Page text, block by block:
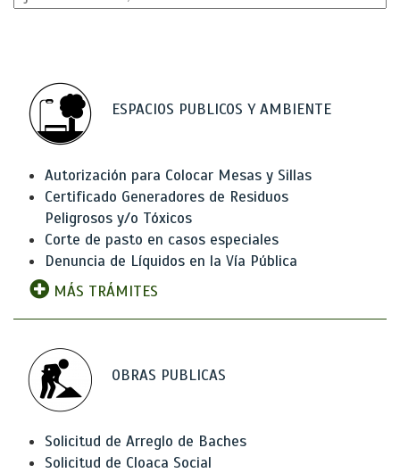
ESPACIOS PUBLICOS Y AMBIENTE
Autorización para Colocar Mesas y Sillas
Certificado Generadores de Residuos
Peligrosos y/o Tóxicos
Corte de pasto en casos especiales
Denuncia de Líquidos en la Vía Pública
MÁS TRÁMITES
OBRAS PUBLICAS
Solicitud de Arreglo de Baches
Solicitud de Cloaca Social